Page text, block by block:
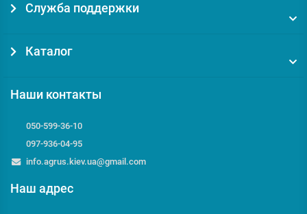
Служба поддержки
Каталог
Наши контакты
050-599-36-10
097-936-04-95
info.agrus.kiev.ua@gmail.com
Наш адрес